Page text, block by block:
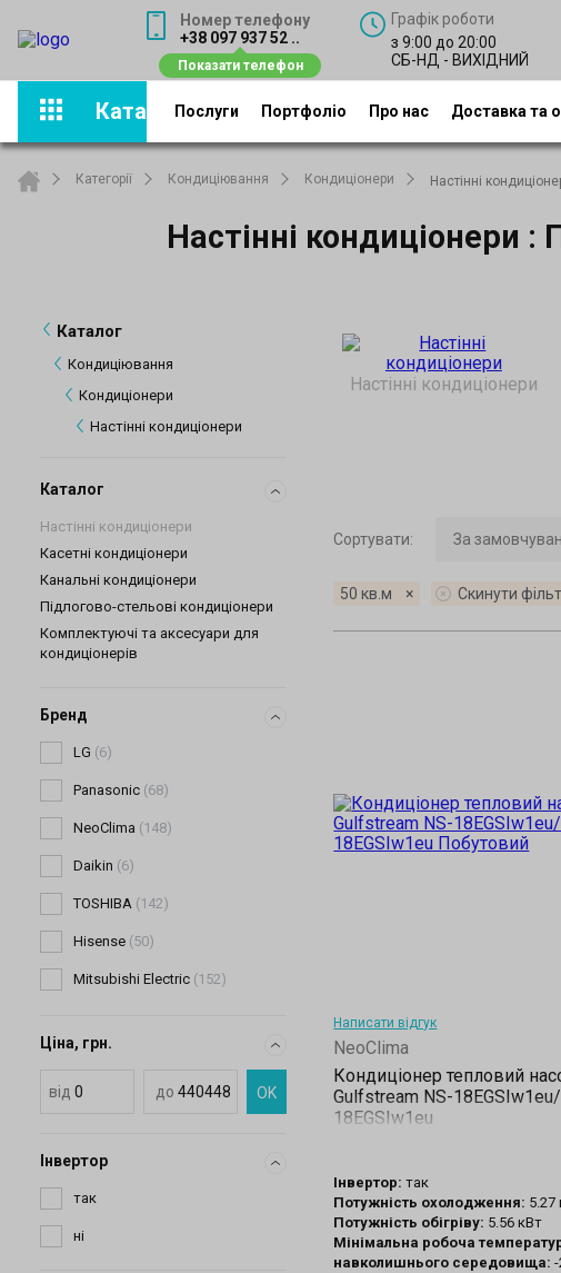
Номер телефону
+38 097 937 52 ..
Графік роботи
з 9:00 до 20:00
СБ-НД - ВИХІДНИЙ
Послуги Портфоліо Про нас Доставка та
Каталог
Категорії Кондиціювання Кондиціонери Настінні
Настінні
Каталог
Кондиціювання
Кондиціонери
Настінні кондиціонери
Каталог
Настінні кондиціонери
Касетні кондиціонери
Канальні кондиціонери
Підлогово-стельові кондиціонери
Комплектуючі та аксесуари для
кондиціонерів
Бренд
Ціна, грн.
від до OK
Інвертор
Настінні кондиціонери
Сортувати:
50 кв.м × Скинути
Написати відгук
NeoClima
Кондиціонер тепловий
Gulfstream NS-
18EGSIw1eu
Інвертор: так
Потужність охолодження: 5.27
Потужність обігріву: 5.56 кВт
Мінімальна робоча
навколишнього середовища: